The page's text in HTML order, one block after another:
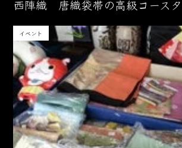
西陣織 唐織袋帯の高級コース
イベント